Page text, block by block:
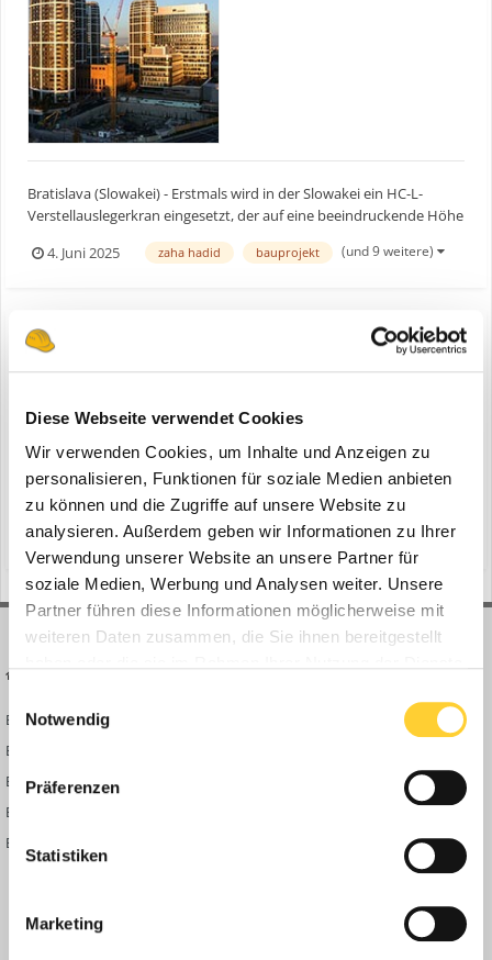
Diese Webseite verwendet Cookies
Wir verwenden Cookies, um Inhalte und Anzeigen zu
personalisieren, Funktionen für soziale Medien anbieten
zu können und die Zugriffe auf unsere Website zu
analysieren. Außerdem geben wir Informationen zu Ihrer
Verwendung unserer Website an unsere Partner für
soziale Medien, Werbung und Analysen weiter. Unsere
Partner führen diese Informationen möglicherweise mit
weiteren Daten zusammen, die Sie ihnen bereitgestellt
Notwendig
Präferenzen
Statistiken
Marketing
Bratislava (Slowakei) - Erstmals wird in der Slowakei ein HC-L-
Verstellauslegerkran eingesetzt, der auf eine beeindruckende Höhe
von 145 Metern klettert. Insgesamt drei Liebherr-Krane spielen
eine Schlüsselrolle beim Bau des Skypark Towers in Bratislava, dem
4. Juni 2025 zaha hadid bauprojekt (und 9 weitere)
ein Thema erstellte Bauforum24 inNews aus der
Bratislava (Slowakei) - Erstmals wird in der Slowakei ein HC-L-
Verstellauslegerkran eingesetzt, der auf eine beeindruckende Höhe
von 145 Metern klettert. Insgesamt drei Liebherr-Krane spielen
eine Schlüsselrolle beim Bau des Skypark Towers in Bratislava, dem
letzten der fünf Hochhäuser, die die Skyl...
4. Juni 2025 zaha hadid bauprojekt (und 9 weitere)
Bauforum24 News
Bauforum24 TV
BF24 Mediathek
BF24 Fotostrecken
Bauforum Shop